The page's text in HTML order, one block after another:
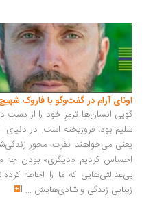
آرام در گفت‌وگو با فاروک شهیچ‭
انسان‌ها ترمزِ خود را از دست
بود، فروریخته است. در دنیای
می‌خواهند نفرت، محورِ زندگی‌شان
کردیم «دیگری» بودن چه
که ما را احاطه
زندگی و شادی‌هایش...